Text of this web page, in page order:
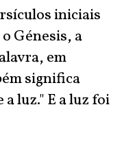
iniciais
Génesis, a
em
significa
a luz." E a luz foi